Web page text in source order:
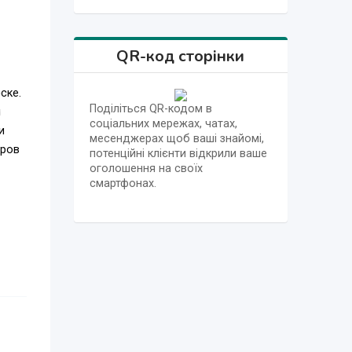
QR-код сторінки
Поділіться QR-кодом в
соціальних мережах, чатах,
месенджерах щоб ваші знайомі,
потенційні клієнти відкрили ваше
оголошення на своїх
смартфонах.